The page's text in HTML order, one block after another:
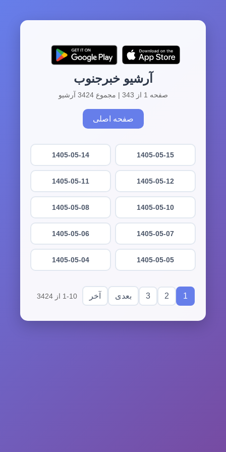
آرشیو خبرجنوب
صفحه 1 از 343 | مجموع 3424 آرشیو
صفحه اصلی
1405-05-15
1405-05-14
1405-05-12
1405-05-11
1405-05-10
1405-05-08
1405-05-07
1405-05-06
1405-05-05
1405-05-04
1
2
3 بعدی آخر 1-10 از 3424